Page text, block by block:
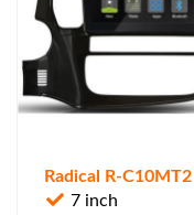
Radical R-C10MT2
7 inch